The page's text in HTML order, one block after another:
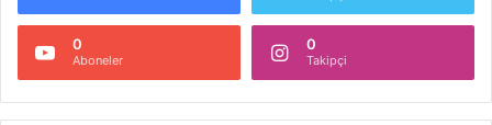
0
Aboneler
0
Takipçi